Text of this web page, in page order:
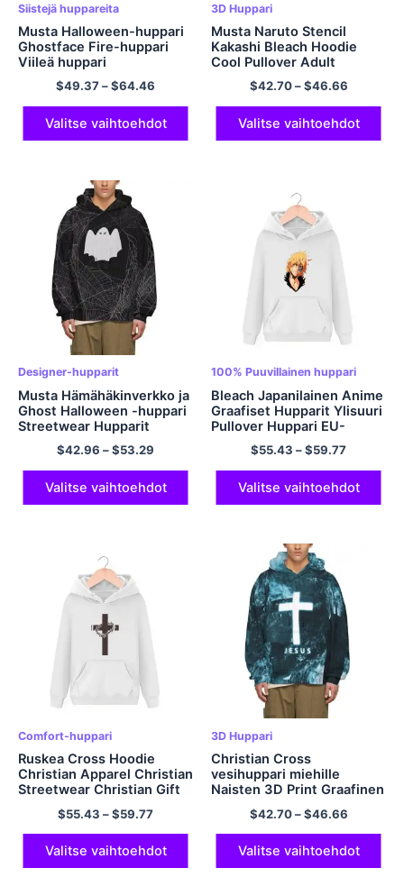
Siistejä huppareita
Musta Halloween-huppari
Ghostface Fire-huppari
Viileä huppari
$49.37–$64.46
Valitse vaihtoehdot
3D Huppari
Musta Naruto Stencil
Kakashi Bleach Hoodie
Cool Pullover Adult
Mukava hupullinen pusero
taskuilla polyesteriä
$42.70–$46.66
Valitse vaihtoehdot
Designer-hupparit
Musta Hämähäkinverkko ja
Ghost Halloween -huppari
Streetwear Hupparit
Polyesterineulepusero -
huppari
$42.96 –$53.29
Valitse vaihtoehdot
100% Puuvillainen huppari
Bleach Japanilainen Anime
Graafiset Hupparit Ylisuuri
Pullover Huppari EU-
kokoiset Hupparit
Polyesterihupparit
Moniväriset
$55.43 –$59.77
Valitse vaihtoehdot
Comfort-huppari
Ruskea Cross Hoodie
Christian Apparel Christian
Streetwear Christian Gift
Ylisuuri huppari EU-
kokoinen neulepusero
polyesterihuppari Unisex
miehille ja naisille
monivärinen
$55.43 –$59.77
Valitse vaihtoehdot
3D Huppari
Christian Cross
vesihuppari miehille
Naisten 3D Print Graafinen
hupullinen collegepaita
Ristihuppari Pullover Cool
Funny Novelty -huppari
taskuilla Polyesterihuppari
$42.70–$46.66
Valitse vaihtoehdot